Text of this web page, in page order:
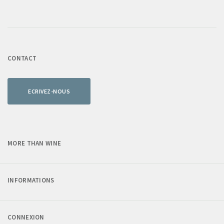
CONTACT
ECRIVEZ-NOUS
MORE THAN WINE
INFORMATIONS
CONNEXION